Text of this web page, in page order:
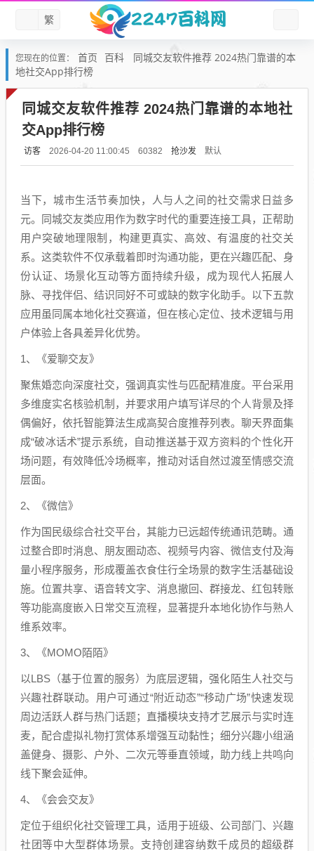
繁
您现在的位置： 首页 百科
同城交友软件推荐 2024热门靠谱的本
地社交App排行榜
同城交友软件推荐 2024热门靠谱的本地社
交App排行榜
访客 2026-04-20 11:00:45 60382 抢沙发 默认
当下，城市生活节奏加快，人与人之间的社交需求日益多
元。同城交友类应用作为数字时代的重要连接工具，正帮助
用户突破地理限制，构建更真实、高效、有温度的社交关
系。这类软件不仅承载着即时沟通功能，更在兴趣匹配、身
份认证、场景化互动等方面持续升级，成为现代人拓展人
脉、寻找伴侣、结识同好不可或缺的数字化助手。以下五款
应用虽同属本地化社交赛道，但在核心定位、技术逻辑与用
户体验上各具差异化优势。
1、《爱聊交友》
聚焦婚恋向深度社交，强调真实性与匹配精准度。平台采用
多维度实名核验机制，并要求用户填写详尽的个人背景及择
偶偏好，依托智能算法生成高契合度推荐列表。聊天界面集
成“破冰话术”提示系统，自动推送基于双方资料的个性化开
场问题，有效降低冷场概率，推动对话自然过渡至情感交流
层面。
2、《微信》
作为国民级综合社交平台，其能力已远超传统通讯范畴。通
过整合即时消息、朋友圈动态、视频号内容、微信支付及海
量小程序服务，形成覆盖衣食住行全场景的数字生活基础设
施。位置共享、语音转文字、消息撤回、群接龙、红包转账
等功能高度嵌入日常交互流程，显著提升本地化协作与熟人
维系效率。
3、《MOMO陌陌》
以LBS（基于位置的服务）为底层逻辑，强化陌生人社交与
兴趣社群联动。用户可通过“附近动态”“移动广场”快速发现
周边活跃人群与热门话题；直播模块支持才艺展示与实时连
麦，配合虚拟礼物打赏体系增强互动黏性；细分兴趣小组涵
盖健身、摄影、户外、二次元等垂直领域，助力线上共鸣向
线下聚会延伸。
4、《会会交友》
定位于组织化社交管理工具，适用于班级、公司部门、兴趣
社团等中大型群体场景。支持创建容纳数千成员的超级群